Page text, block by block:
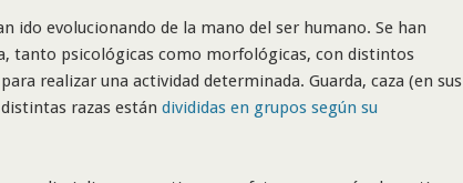
ido evolucionando de la mano del ser humano. Se han
tanto psicológicas como morfológicas, con distintos
realizar una actividad determinada. Guarda, caza (en sus
razas están divididas en grupos según su